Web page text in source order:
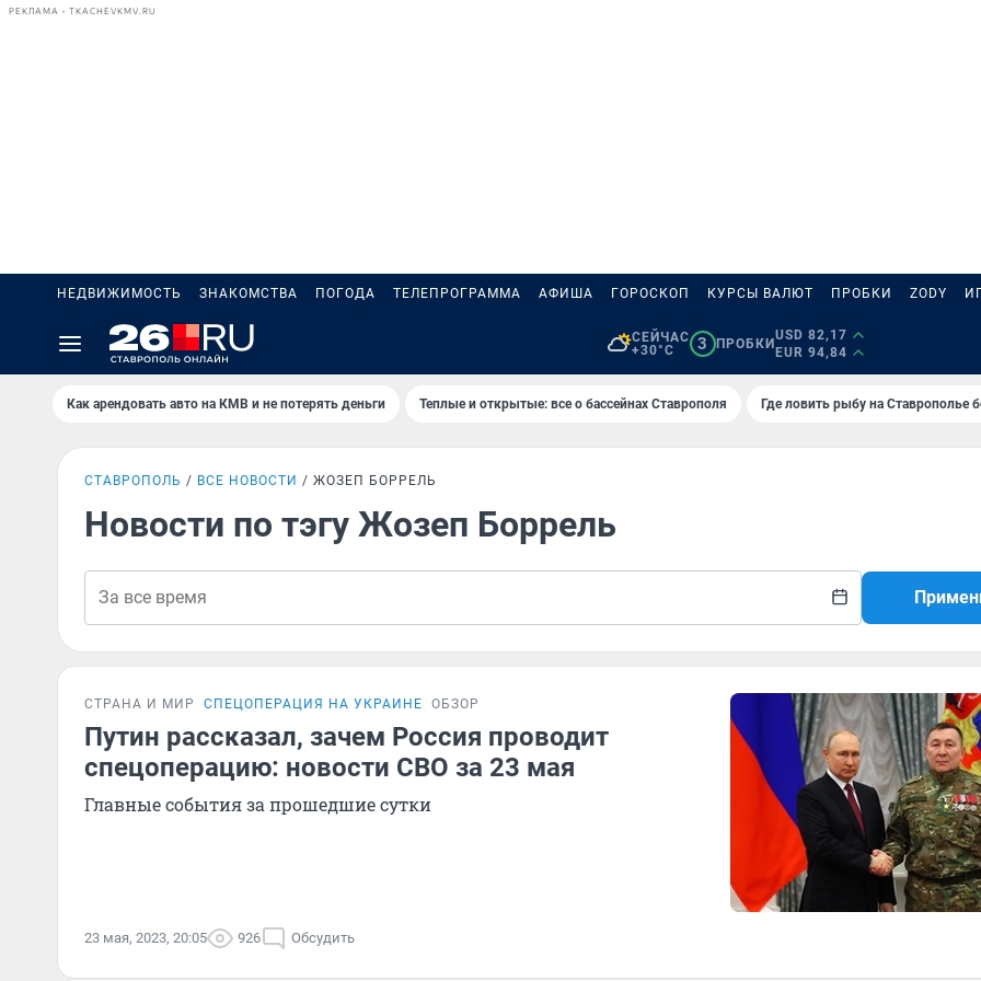
РЕКЛАМА • TKACHEVKMV.RU
НЕДВИЖИМОСТЬ ЗНАКОМСТВА ПОГОДА ТЕЛЕПРОГРАММА АФИША ГОРОСКОП КУРСЫ ВАЛЮТ ПРОБКИ ZODY
СЕЙЧАС
+30°C
3 ПРОБКИ
USD 82,17
EUR 94,84
Как арендовать авто на КМВ и не потерять деньги Теплые и открытые: все о бассейнах Ставрополя Где ловить рыбу на Ставрополье
СТАВРОПОЛЬ ВСЕ НОВОСТИ ЖОЗЕП БОРРЕЛЬ
Новости по тэгу Жозеп Боррель
СТРАНА И МИР СПЕЦОПЕРАЦИЯ НА УКРАИНЕ ОБЗОР
Путин рассказал, зачем Россия проводит
спецоперацию: новости СВО за 23 мая
Главные события за прошедшие сутки
23 мая, 2023, 20:05 926 Обсудить